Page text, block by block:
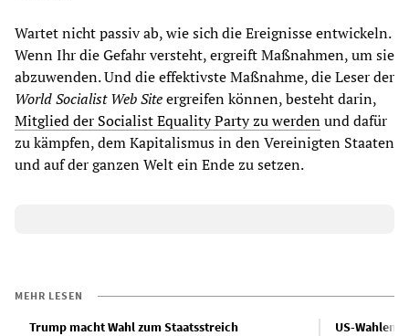
Wartet nicht passiv ab, wie sich die Ereignisse entwickeln.
Wenn Ihr die Gefahr versteht, ergreift Maßnahmen, um sie
abzuwenden. Und die effektivste Maßnahme, die Leser der
World Socialist Web Siteergreifen können, besteht darin,
Mitglied der Socialist Equality Party zu werdenund dafür
zu kämpfen, dem Kapitalismus in den Vereinigten Staaten
und auf der ganzen Welt ein Ende zu setzen.
MEHR LESEN
Trump macht Wahl zum Staatsstreich US-Wahlen